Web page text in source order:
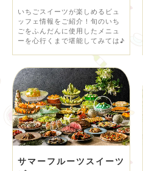
いちごスイーツが楽しめるビュ
ッフェ情報をご紹介！旬のいち
ごをふんだんに使用したメニュ
ーを心行くまで堪能してみては♪
サマーフルーツスイーツ